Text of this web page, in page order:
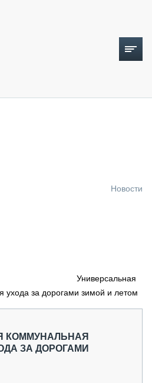
Новости
Универсальная
за дорогами зимой и летом
КОММУНАЛЬНАЯ
ЗА ДОРОГАМИ